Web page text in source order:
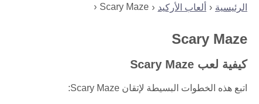
الرئيسية ألعاب الأركيد Scary Maze
Scary Maze
كيفية لعب Scary Maze
اتبع هذه الخطوات البسيطة لإتقان Scary Maze: